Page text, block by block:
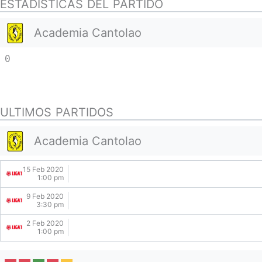
ESTADISTICAS DEL PARTIDO
Academia Cantolao
0
ULTIMOS PARTIDOS
Academia Cantolao
15 Feb 2020
1:00 pm
9 Feb 2020
3:30 pm
2 Feb 2020
1:00 pm